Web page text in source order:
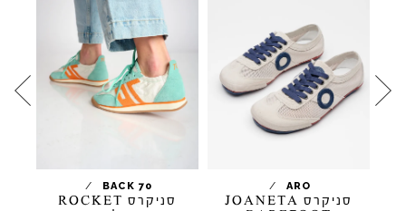
ARO
/
סניקרס JOANETA
BACK 70
/
סניקרס ROCKET